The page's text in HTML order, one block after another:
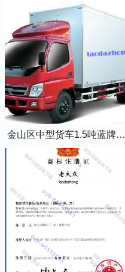
金山区中型货车1.5吨蓝牌4米2厢式货车